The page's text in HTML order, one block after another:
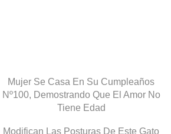
Mujer Se Casa En Su Cumpleaños
Nº100, Demostrando Que El Amor No
Tiene Edad
Modifican Las Posturas De Este Gato